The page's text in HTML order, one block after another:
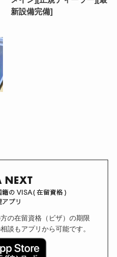
新設備完備]
の在留資格（ビザ）の期限
談もアプリから可能です。